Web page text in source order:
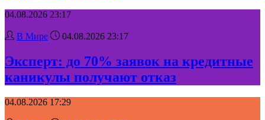
04.08.2026 23:17
В Мире 04.08.2026 23:17
Эксперт: до 70% заявок на кредитные
каникулы получают отказ
04.08.2026 17:29